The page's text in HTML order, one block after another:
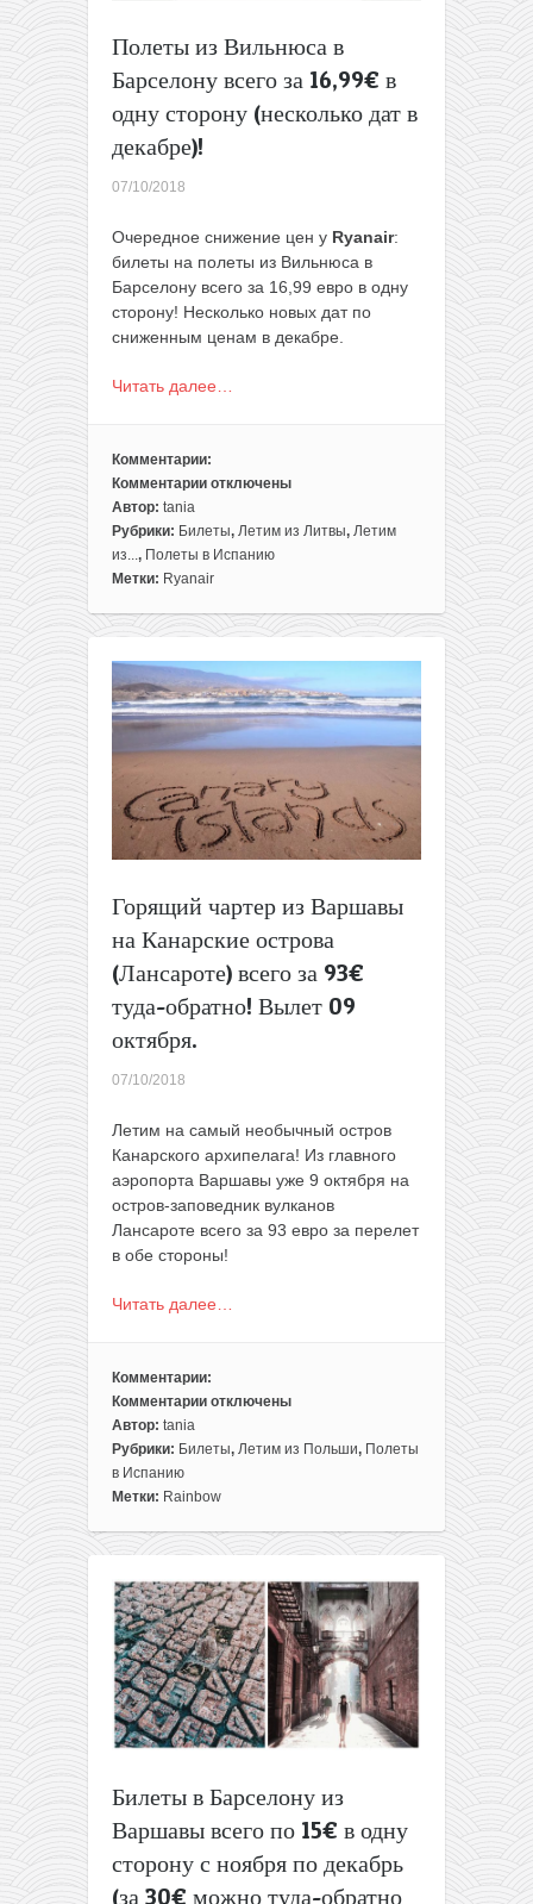
Полеты из Вильнюса в
Барселону всего за 16,99€ в
одну сторону (несколько дат в
декабре)!
07/10/2018
Очередное снижение цен у Ryanair:
билеты на полеты из Вильнюса в
Барселону всего за 16,99 евро в одну
сторону! Несколько новых дат по
сниженным ценам в декабре.
Читать далее…
Комментарии:
Комментарии
к
записи
Полеты
из
в
за
16,99€
одну
сторону
(несколько
дат
в
отключены
Автор: tania
Рубрики: Билеты, Летим из Литвы, Летим
из..., Полеты в Испанию
Метки: Ryanair
Горящий чартер из Варшавы
на Канарские острова
(Лансароте) всего за 93€
туда-обратно! Вылет 09
октября.
07/10/2018
Летим на самый необычный остров
Канарского архипелага! Из главного
аэропорта Варшавы уже 9 октября на
остров-заповедник вулканов
Лансароте всего за 93 евро за перелет
в обе стороны!
Читать далее…
Комментарии:
Комментарии
к
записи
Горящий
чартер
Варшавы
Канарские
острова
(Лансароте)
всего
за
93€
туда-
09
октября.
отключены
Автор: tania
Рубрики: Билеты, Летим из Польши, Полеты
в Испанию
Метки: Rainbow
Билеты в Барселону из
Варшавы всего по 15€ в одну
сторону с ноября по декабрь
(за 30€ можно туда-обратно